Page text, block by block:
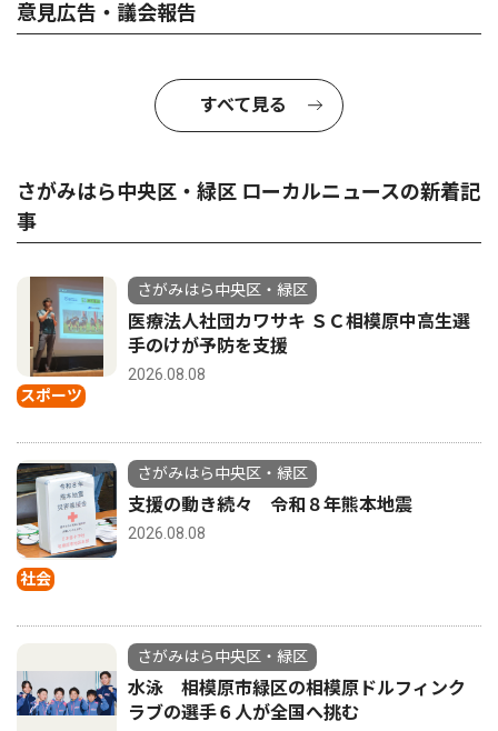
意見広告・議会報告
すべて見る
さがみはら中央区・緑区 ローカルニュースの新着記
事
スポーツ
さがみはら中央区・緑区
医療法人社団カワサキ ＳＣ相模原中高生選
手のけが予防を支援
2026.08.08
社会
さがみはら中央区・緑区
支援の動き続々 令和８年熊本地震
2026.08.08
さがみはら中央区・緑区
水泳 相模原市緑区の相模原ドルフィンク
ラブの選手６人が全国へ挑む